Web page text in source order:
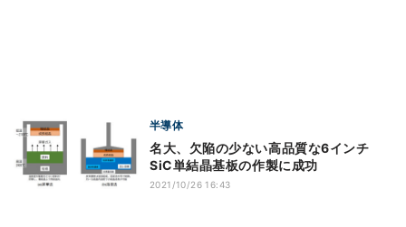
半導体
名大、欠陥の少ない高品質な6インチ
SiC単結晶基板の作製に成功
2021/10/26 16:43